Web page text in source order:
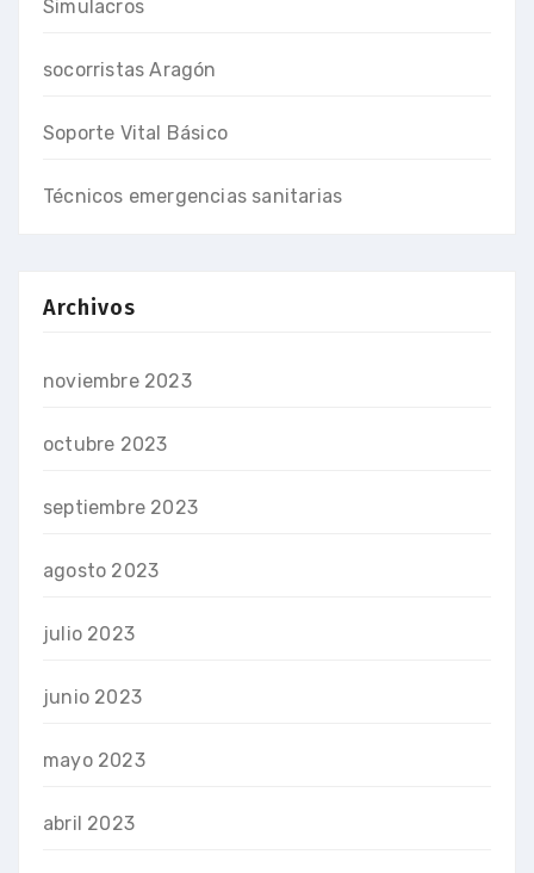
Simulacros
socorristas Aragón
Soporte Vital Básico
Técnicos emergencias sanitarias
Archivos
noviembre 2023
octubre 2023
septiembre 2023
agosto 2023
julio 2023
junio 2023
mayo 2023
abril 2023